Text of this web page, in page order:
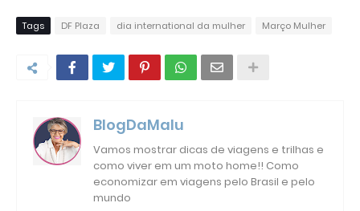
Tags DF Plaza dia international da mulher Março Mulher
BlogDaMalu
Vamos mostrar dicas de viagens e trilhas e
como viver em um moto home!! Como
economizar em viagens pelo Brasil e pelo
mundo